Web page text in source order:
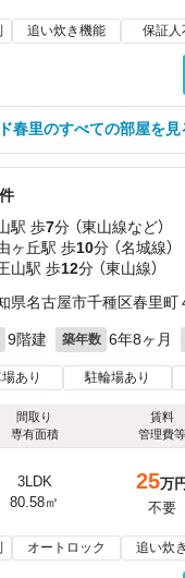
追い炊き機能 保証人
春里のすべての部屋を見
駅 歩7分 （東山線など）
ヶ丘駅 歩10分 （名城線）
山駅 歩12分 （東山線）
県名古屋市千種区春里町
9階建 築年数 6年8ヶ月
あり 駐輪場あり
間取り
専有面積
賃料
管理費等
3LDK
80.58㎡
25万円
不要
オートロック 追い炊